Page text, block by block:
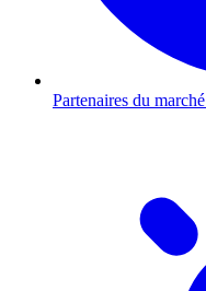
Partenaires du marché